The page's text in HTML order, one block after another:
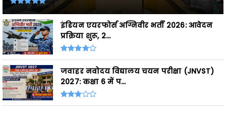
इंडियन एयरफोर्स अग्निवीर भर्ती 2026: आवेदन
प्रक्रिया शुरू, 2...
जवाहर नवोदय विद्यालय चयन परीक्षा (JNVST)
2027: कक्षा 6 में प...